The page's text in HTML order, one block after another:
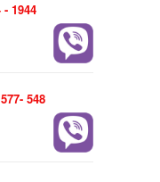
- 1944
548